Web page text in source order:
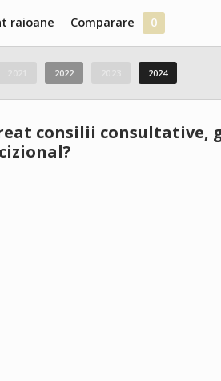
raioane Comparare 0
2022 2024
consilii consultative,